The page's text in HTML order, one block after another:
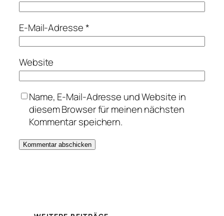
E-Mail-Adresse*
Website
Name, E-Mail-Adresse und Website in
diesem Browser für meinen nächsten
Kommentar speichern.